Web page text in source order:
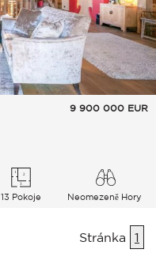
9 900 000 EUR
13 Pokoje Neomezeně Hory
Stránka 1